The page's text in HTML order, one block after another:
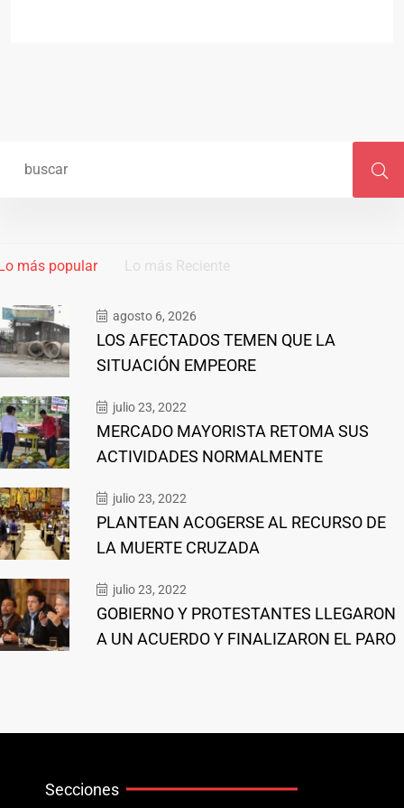
más popular Lo más Reciente
agosto 6, 2026
LOS AFECTADOS TEMEN QUE LA
SITUACIÓN EMPEORE
julio 23, 2022
MERCADO MAYORISTA RETOMA SUS
ACTIVIDADES NORMALMENTE
julio 23, 2022
PLANTEAN ACOGERSE AL RECURSO DE
LA MUERTE CRUZADA
julio 23, 2022
GOBIERNO Y PROTESTANTES LLEGARON
A UN ACUERDO Y FINALIZARON EL PARO
Secciones